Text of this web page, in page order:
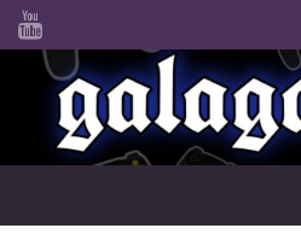
Search for: